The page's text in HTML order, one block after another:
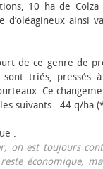
10 ha de
d’oléagineux ainsi
de ce genre de
sont triés, pressés
Ce
suivants : 44 q/ha
:
on est toujours
économique,